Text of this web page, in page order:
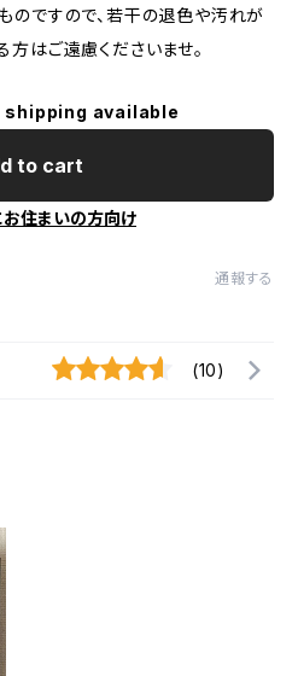
のですので、若干の退色や汚れが
方はご遠慮くださいませ。
available
to cart
住まいの方向け
通報する
(10)